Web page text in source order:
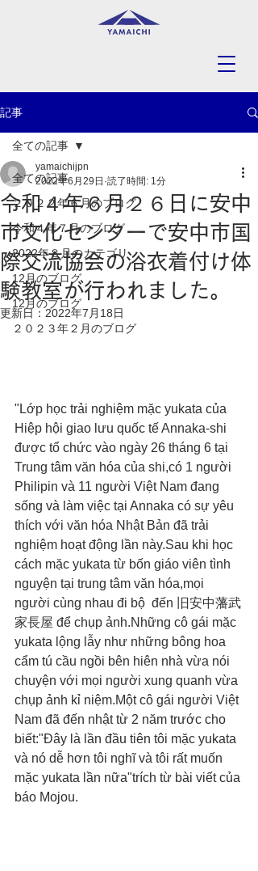
記事
全ての記事
２０２２年６月のブログ
令和４年７月のブログ
2022年８月のカテゴリ
12月のブログ
12月のブログ
２０２３年２月のブログ
全ての記事
令和４年６月２６日に安中
市文化センターで安中市国
際交流協会の浴衣着付け体
験教室が行われました。
yamaichijpn
2022年6月29日 読了時間: 1分
更新日： 2022年7月18日
"Lớp học trải nghiệm mặc yukata của
Hiệp hội giao lưu quốc tế Annaka-shi
được tổ chức vào ngày 26 tháng 6 tại
Trung tâm văn hóa của shi,có 1 người
Philipin và 11 người Việt Nam đang
sống và làm việc tại Annaka có sự yêu
thích với văn hóa Nhật Bản đã trải
nghiệm hoạt động lần này.Sau khi học
cách mặc yukata từ bốn giáo viên tình
nguyện tại trung tâm văn hóa,mọi
người cùng nhau đi bộ  đến 旧安中藩武
家長屋 để chụp ảnh.Những cô gái mặc
yukata lộng lẫy như những bông hoa
cẩm tú cầu ngồi bên hiên nhà vừa nói
chuyện với mọi người xung quanh vừa
chụp ảnh kỉ niệm.Một cô gái người Việt
Nam đã đến nhật từ 2 năm trước cho
biết:"Đây là lần đầu tiên tôi mặc yukata
và nó dễ hơn tôi nghĩ và tôi rất muốn
mặc yukata lần nữa"trích từ bài viết của
báo Mojou.